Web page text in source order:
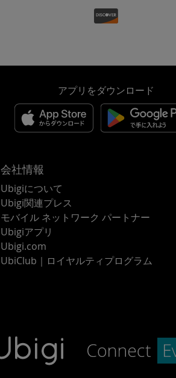
アプリをダウンロード
会社情報
Ubigiについて
Ubigi関連プレス
モバイル ネットワーク パートナー
Ubigiアプリ
Ubigi.com
UbiClub｜ロイヤルティプログラム